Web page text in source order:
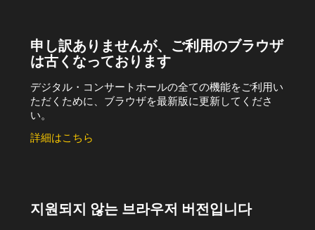
申し訳ありませんが、ご利用のブラウザ
は古くなっております
デジタル・コンサートホールの全ての機能をご利用い
ただくために、ブラウザを最新版に更新してくださ
い。
詳細はこちら
지원되지 않는 브라우저 버전입니다